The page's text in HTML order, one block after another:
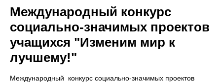
Международный конкурс
социально-значимых проектов
учащихся "Изменим мир к
лучшему!"
Международный конкурс социально-значимых проектов